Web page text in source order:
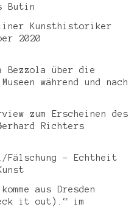
Butin
Kunsthistoriker
2020
Bezzola über die
während und nach
zum Erscheinen des
Richters
Fälschung – Echtheit
aus Dresden
it out).“ im